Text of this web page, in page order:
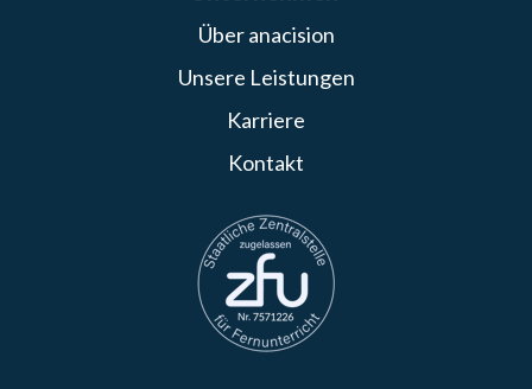
Über anacision
Unsere Leistungen
Karriere
Kontakt